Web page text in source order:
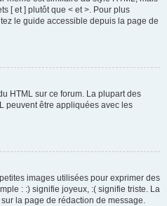
[ et ] plutôt que < et >. Pour plus
le guide accessible depuis la page de
HTML sur ce forum. La plupart des
peuvent être appliquées avec les
images utilisées pour exprimer des
: :) signifie joyeux, :( signifie triste. La
la page de rédaction de message.